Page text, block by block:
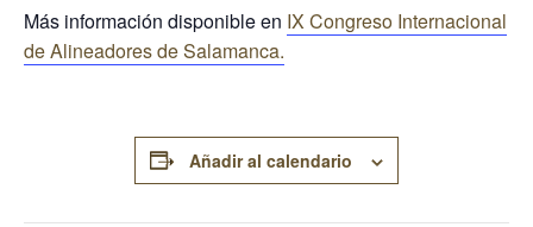
Más información disponible en IX Congreso Internacional
de Alineadores de Salamanca.
Añadir al calendario